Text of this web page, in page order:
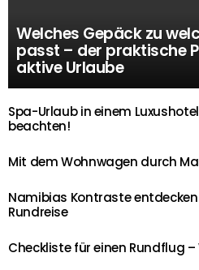
Welches Gepäck zu
passt – der praktische
aktive Urlaube
Spa-Urlaub in einem
beachten!
Mit dem Wohnwagen durch
Namibias Kontraste
Rundreise
Checkliste für einen Rundflug